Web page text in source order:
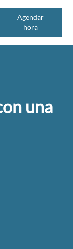
Agendar
hora
una